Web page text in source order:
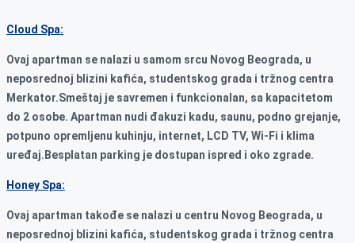
Cloud Spa:
Ovaj apartman se nalazi u samom srcu Novog Beograda, u
neposrednoj blizini kafića, studentskog grada i tržnog centra
Merkator.Smeštaj je savremen i funkcionalan, sa kapacitetom
do 2 osobe. Apartman nudi đakuzi kadu, saunu, podno grejanje,
potpuno opremljenu kuhinju, internet, LCD TV, Wi-Fi i klima
uređaj.Besplatan parking je dostupan ispred i oko zgrade.
Honey Spa:
Ovaj apartman takođe se nalazi u centru Novog Beograda, u
neposrednoj blizini kafića, studentskog grada i tržnog centra